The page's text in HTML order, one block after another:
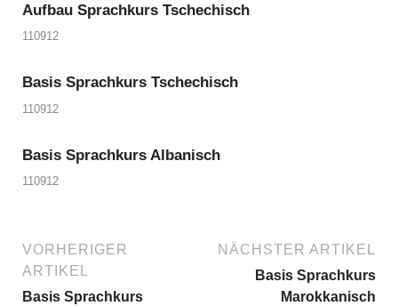
Aufbau Sprachkurs Tschechisch
110912
Basis Sprachkurs Tschechisch
110912
Basis Sprachkurs Albanisch
110912
VORHERIGER
ARTIKEL
Basis Sprachkurs
NÄCHSTER ARTIKEL
Basis Sprachkurs
Marokkanisch